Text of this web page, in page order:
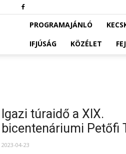
PROGRAMAJÁNLÓ
IFJÚSÁG
KÖZÉLET
Igazi túraidő a XIX.
bicentenáriumi Petőfi
2023-04-23